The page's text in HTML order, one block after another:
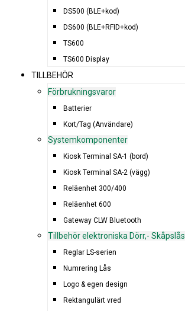
DS500 (BLE+kod)
DS600 (BLE+RFID+kod)
TS600
TS600 Display
TILLBEHÖR
Förbrukningsvaror
Batterier
Kort/Tag (Användare)
Systemkomponenter
Kiosk Terminal SA-1 (bord)
Kiosk Terminal SA-2 (vägg)
Reläenhet 300/400
Reläenhet 600
Gateway CLW Bluetooth
Tillbehör elektroniska Dörr,- Skåpslås
Reglar LS-serien
Numrering Lås
Logo & egen design
Rektangulärt vred